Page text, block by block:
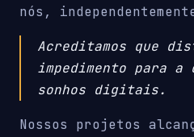
nós,
Acreditamos que
impedimento para a
sonhos digitais.
Nossos projetos